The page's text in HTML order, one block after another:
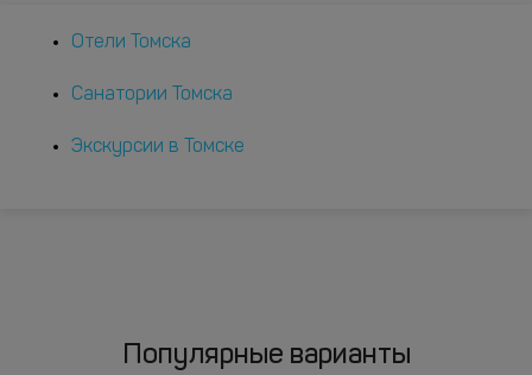
Отели Томска
Санатории Томска
Экскурсии в Томске
Популярные варианты